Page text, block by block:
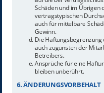
Schäden und im Übrigen
vertragstypischen
auch für mittelbare
Gewinn.
Die
auch zugunsten der
Betreibers.
Ansprüche für eine
bleiben unberührt.
6. ÄNDERUNGSVORBEHALT